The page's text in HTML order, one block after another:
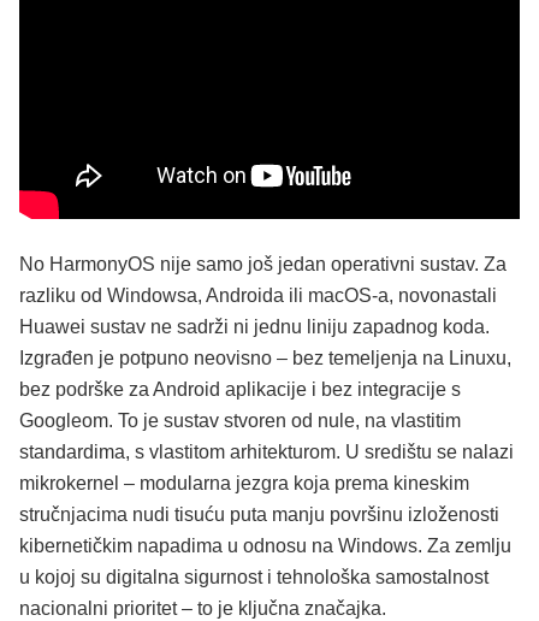
No HarmonyOS nije samo još jedan operativni sustav. Za
razliku od Windowsa, Androida ili macOS-a, novonastali
Huawei sustav ne sadrži ni jednu liniju zapadnog koda.
Izgrađen je potpuno neovisno – bez temeljenja na Linuxu,
bez podrške za Android aplikacije i bez integracije s
Googleom. To je sustav stvoren od nule, na vlastitim
standardima, s vlastitom arhitekturom. U središtu se nalazi
mikrokernel – modularna jezgra koja prema kineskim
stručnjacima nudi tisuću puta manju površinu izloženosti
kibernetičkim napadima u odnosu na Windows. Za zemlju
u kojoj su digitalna sigurnost i tehnološka samostalnost
nacionalni prioritet – to je ključna značajka.